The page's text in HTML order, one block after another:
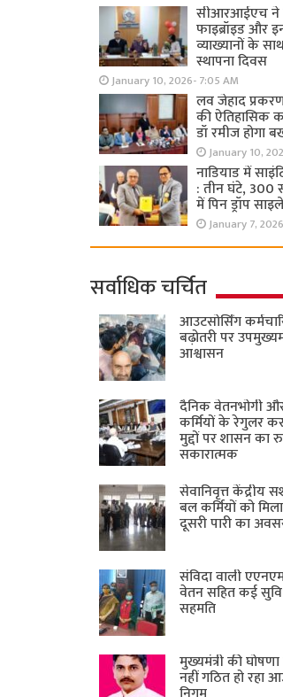
सीआरआईएच ने
फाइब्रॉइड और
व्याख्यानों के
स्थापना दिवस
January 10, 2026- 7:05 AM
लव जेहाद
की ऐतिहासिक
डॉ रमीज होगा
January 10,
नाडियाड में
: तीन घंटे, 300
में पिन ड्रॉप
January 7,
सर्वाधिक चर्चित
आउटसोर्सिंग
बढ़ोतरी पर
आश्वासन
दैनिक वेतनभोगी
कर्मियों के रेगुलर
मुद्दों पर शासन का
सकारात्मक
सेवानिवृत्त केंद्रीय
बल ​कर्मियों को
दूसरी पारी का
संविदा वाली
वेतन सहित कई
सहमति
मुख्यमंत्री की
नहीं गठित हो रहा